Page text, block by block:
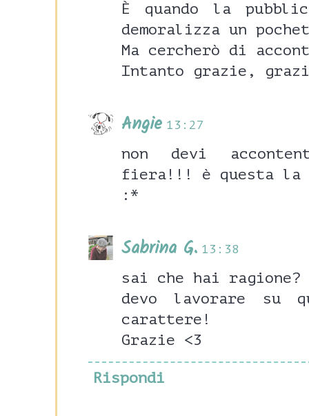
È quando la
demoralizza un
Ma cercherò di
Intanto grazie,
Angie 13:27
non devi
fiera!!! è questa la
:*
Sabrina G. 13:38
sai che hai ragione?
devo lavorare su
carattere!
Grazie <3
Rispondi